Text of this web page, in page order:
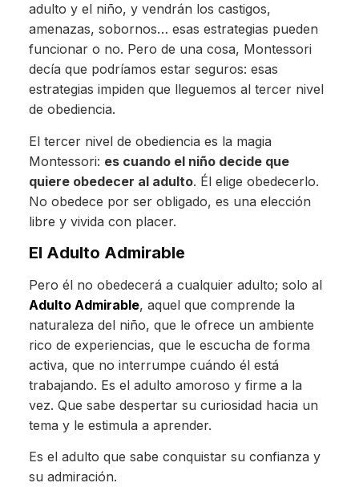
adulto y el niño, y vendrán los castigos,
amenazas, sobornos… esas estrategias pueden
funcionar o no. Pero de una cosa, Montessori
decía que podríamos estar seguros: esas
estrategias impiden que lleguemos al tercer nivel
de obediencia.
El tercer nivel de obediencia es la magia
Montessori: es cuando el niño decide que
quiere obedecer al adulto. Él elige obedecerlo.
No obedece por ser obligado, es una elección
libre y vivida con placer.
El Adulto Admirable
Pero él no obedecerá a cualquier adulto; solo al
Adulto Admirable, aquel que comprende la
naturaleza del niño, que le ofrece un ambiente
rico de experiencias, que le escucha de forma
activa, que no interrumpe cuándo él está
trabajando. Es el adulto amoroso y firme a la
vez. Que sabe despertar su curiosidad hacia un
tema y le estimula a aprender.
Es el adulto que sabe conquistar su confianza y
su admiración.